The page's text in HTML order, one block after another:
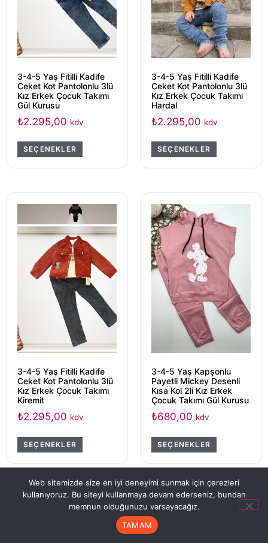
3-4-5 Yaş Fitilli Kadife
Ceket Kot Pantolonlu 3lü
Kız Erkek Çocuk Takımı
Gül Kurusu
₺2.295,00 kdv
SEÇENEKLER
3-4-5 Yaş Fitilli Kadife
Ceket Kot Pantolonlu 3lü
Kız Erkek Çocuk Takımı
Hardal
₺2.295,00 kdv
SEÇENEKLER
3-4-5 Yaş Fitilli Kadife
Ceket Kot Pantolonlu 3lü
Kız Erkek Çocuk Takımı
Kiremit
₺2.295,00 kdv
SEÇENEKLER
3-4-5 Yaş Kapşonlu
Payetli Mickey Desenli
Kısa Kol 2li Kız Erkek
Çocuk Takımı Gül Kurusu
₺680,00 kdv
SEÇENEKLER
Hesabım Sipariş Takip
Web sitemizde size en iyi deneyimi sunmak için çerezleri
kullanıyoruz. Bu siteyi kullanmaya devam ederseniz, bundan
memnun olduğunuzu varsayacağız.
TAMAM